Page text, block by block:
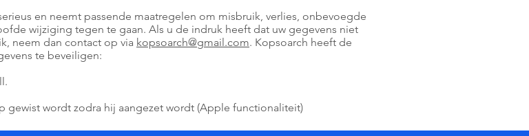
en neemt passende maatregelen om misbruik, verlies, onbevoegde
wijziging tegen te gaan. Als u de indruk heeft dat uw gegevens niet
neem dan contact op via kopsoarch@gmail.com. Kopsoarch heeft de
te beveiligen:
wordt zodra hij aangezet wordt (Apple functionaliteit)